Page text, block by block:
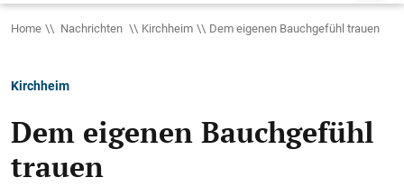
Home Nachrichten Kirchheim Dem eigenen Bauchgefühl trauen
Kirchheim
Dem eigenen Bauchgefühl
trauen